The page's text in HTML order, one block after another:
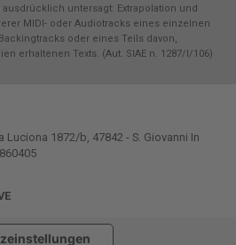
untersagt: Extrapolation und
MIDI- oder Audiotracks eines einzelnen
oder eines Teils davon,
erhaltenen Texts. (Aut. SIAE n. 1287/I/106)
Luciona 1872/b, 47842 - S. Giovanni In